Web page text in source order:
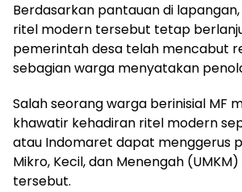
Berdasarkan pantauan di
ritel modern tersebut tetap
pemerintah desa telah mencabut
sebagian warga menyatakan
Salah seorang warga berinisial MF
khawatir kehadiran ritel modern
atau Indomaret dapat menggerus
Mikro, Kecil, dan Menengah
tersebut.